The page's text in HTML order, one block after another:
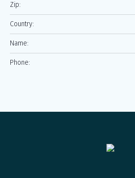
Zip:
Country:
Name:
Phone: